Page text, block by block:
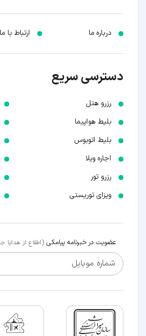
درباره ما ارتباط با ما
دسترسی سریع
رزرو هتل
بلیط هواپیما
بلیط اتوبوس
اجاره ویلا
رزرو تور
ویزای توریستی
عضویت در خبرنامه پیامکی (اطلاع از هدایا
شماره موبایل